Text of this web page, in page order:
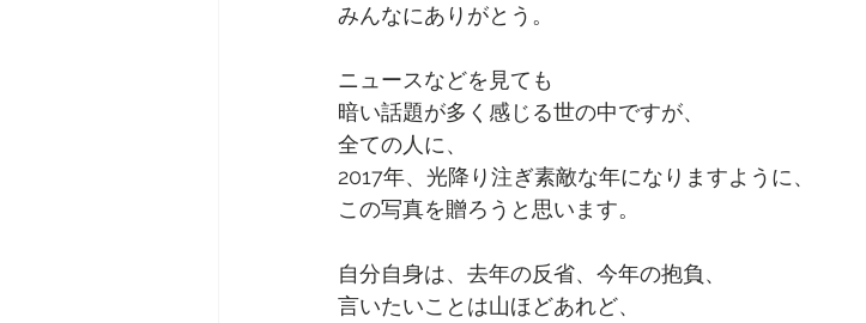
みんなにありがとう。
ニュースなどを見ても
暗い話題が多く感じる世の中ですが、
全ての人に、
2017年、光降り注ぎ素敵な年になりますように、
この写真を贈ろうと思います。
自分自身は、去年の反省、今年の抱負、
言いたいことは山ほどあれど、